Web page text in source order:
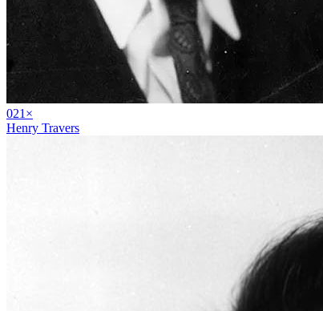
021 ×
Henry Travers